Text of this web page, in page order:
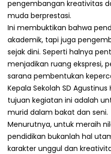
pengembangan kreativitas
muda berprestasi.
Ini membuktikan bahwa
akademik, tapi juga
sejak dini. Seperti halnya
menjadikan ruang ekspresi,
sarana pembentukan
Kepala Sekolah SD
tujuan kegiatan ini adalah
murid dalam bakat dan seni.
Menurutnya, untuk meraih
pendidikan bukanlah hal
karakter unggul dan